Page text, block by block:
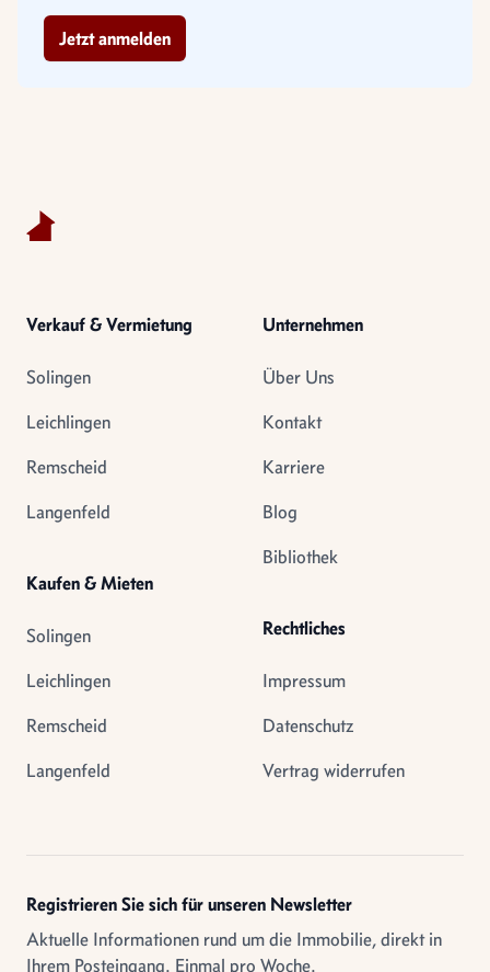
Jetzt anmelden
Verkauf & Vermietung
Solingen
Leichlingen
Remscheid
Langenfeld
Kaufen & Mieten
Solingen
Leichlingen
Remscheid
Langenfeld
Unternehmen
Über Uns
Kontakt
Karriere
Blog
Bibliothek
Rechtliches
Impressum
Datenschutz
Vertrag widerrufen
Registrieren Sie sich für unseren Newsletter
Aktuelle Informationen rund um die Immobilie, direkt in
Ihrem Posteingang. Einmal pro Woche.